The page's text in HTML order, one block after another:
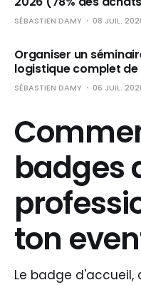
SÉBASTIEN DAMY 08 JUIL.
Organiser un
logistique complet de
SÉBASTIEN DAMY 06 JUIL.
badges
ton
Le badge d'accueil,